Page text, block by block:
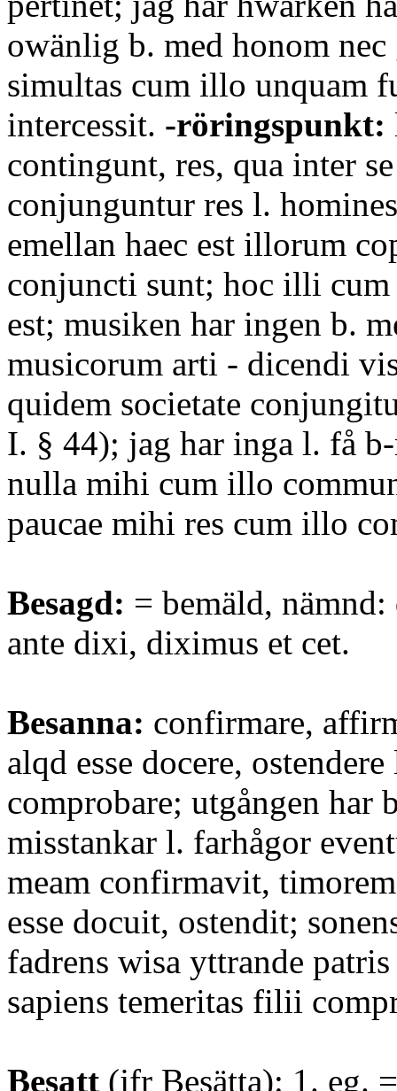
owänlig b. med honom
simultas cum illo unquam
intercessit. -röringspunkt:
contingunt, res, qua inter se
conjunguntur res l.
emellan haec est illorum
conjuncti sunt; hoc illi
est; musiken har ingen b.
musicorum arti - dicendi
quidem societate
I. § 44); jag har inga l. få
nulla mihi cum illo
paucae mihi res cum illo
Besagd: = bemäld, nämnd:
ante dixi, diximus et cet.
Besanna: confirmare,
alqd esse docere,
comprobare; utgången har
misstankar l. farhågor
meam confirmavit,
esse docuit, ostendit;
fadrens wisa yttrande
sapiens temeritas filii
Besatt (jfr Besätta): 1. eg.